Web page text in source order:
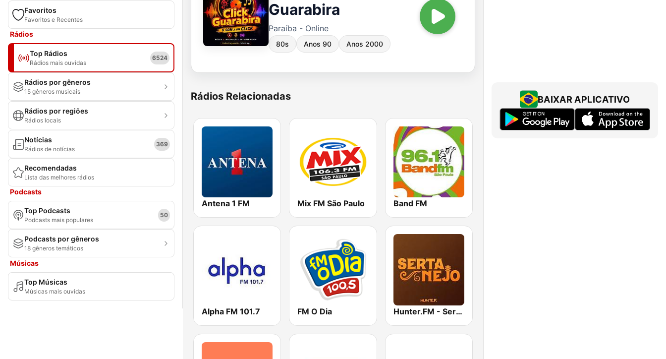
Favoritos
Favoritos e Recentes
Rádios
Top Rádios
Rádios mais ouvidas
6524
Rádios por gêneros
15 gêneros musicais
Rádios por regiões
Rádios locais
Notícias
Rádios de notícias
369
Recomendadas
Lista das melhores rádios
Podcasts
Top Podcasts
Podcasts mais populares
50
Podcasts por gêneros
18 gêneros temáticos
Músicas
Top Músicas
Músicas mais ouvidas
Guarabira
Paraíba - Online
80s Anos 90 Anos 2000
Rádios Relacionadas
Antena 1 FM Mix FM São Paulo Band FM
Alpha FM 101.7 FM O Dia Hunter.FM - Sertanejo
BAIXAR APLICATIVO